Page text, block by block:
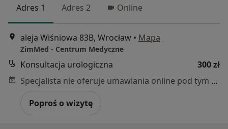
Adres 1 Adres 2 Online
aleja Wiśniowa 83B, Wrocław • Mapa
ZimMed - Centrum Medyczne
Konsultacja urologiczna
300 zł
Specjalista nie oferuje umawiania online pod tym adresem.
Poproś o wizytę